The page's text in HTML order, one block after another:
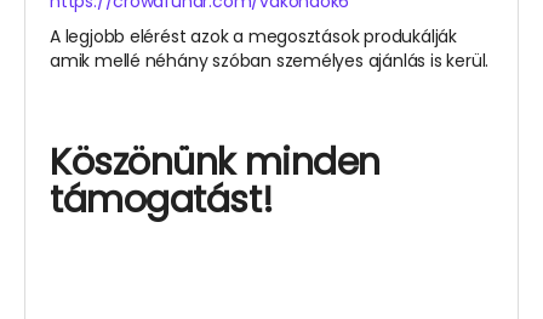
A legjobb elérést azok a megosztások produkálják
amik mellé néhány szóban személyes ajánlás is kerül.
Köszönünk minden
támogatást!